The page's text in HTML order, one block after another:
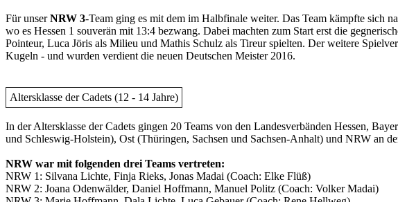
Für unserNRW 3-Team ging es mit dem im Halbfinale weiter. Das Team kämpfte sich
wo es Hessen 1 souverän mit 13:4 bezwang. Dabei machten zum Start erst die
Pointeur, Luca Jöris als Milieu und Mathis Schulz als Tireur spielten. Der weitere
Kugeln - und wurden verdient die neuen Deutschen Meister 2016.
Altersklasse der Cadets (12 - 14 Jahre)
In der Altersklasse der Cadets gingen 20 Teams von den Landesverbänden Hessen,
und Schleswig-Holstein), Ost (Thüringen, Sachsen und Sachsen-Anhalt) und NRW an
NRW war mit folgenden drei Teams vertreten:
NRW 1: Silvana Lichte, Finja Rieks, Jonas Madai (Coach: Elke Flüß)
NRW 2: Joana Odenwälder, Daniel Hoffmann, Manuel Politz (Coach: Volker Madai)